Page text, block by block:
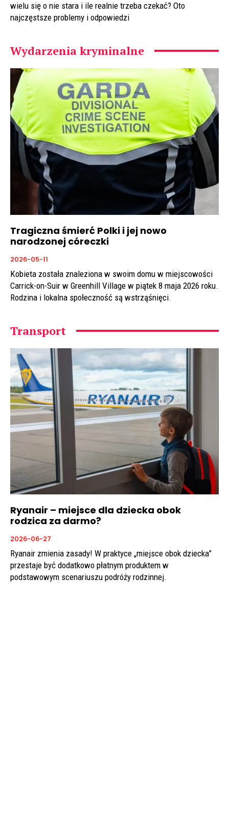
wielu się o nie stara i ile realnie trzeba czekać? Oto
najczęstsze problemy i odpowiedzi
Wydarzenia kryminalne
Tragiczna śmierć Polki i jej nowo
narodzonej córeczki
2026-05-11
Kobieta została znaleziona w swoim domu w miejscowości
Carrick-on-Suir w Greenhill Village w piątek 8 maja 2026 roku.
Rodzina i lokalna społeczność są wstrząśnięci.
Transport
Ryanair – miejsce dla dziecka obok
rodzica za darmo?
2026-06-27
Ryanair zmienia zasady! W praktyce „miejsce obok dziecka”
przestaje być dodatkowo płatnym produktem w
podstawowym scenariuszu podróży rodzinnej.